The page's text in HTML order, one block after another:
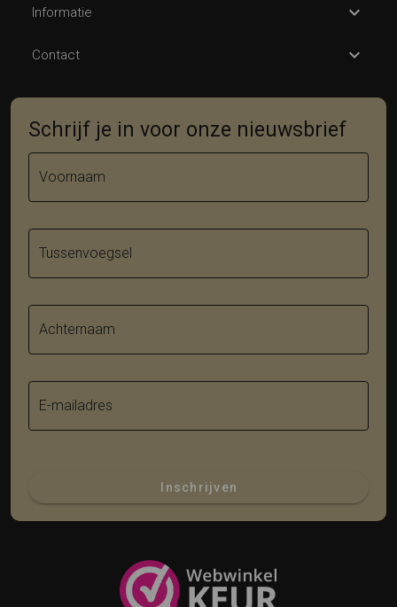
Informatie
Contact
Schrijf je in voor onze nieuwsbrief
Voornaam
Tussenvoegsel
Achternaam
E-mailadres
Inschrijven